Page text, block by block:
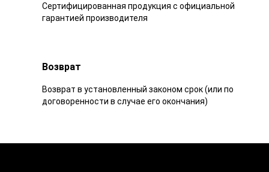
Сертифицированная продукция с официальной
гарантией производителя
Возврат
Возврат в установленный законом срок (или по
договоренности в случае его окончания)